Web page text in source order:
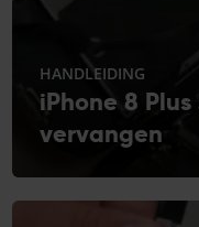
HANDLEIDING
iPhone 8
vervangen